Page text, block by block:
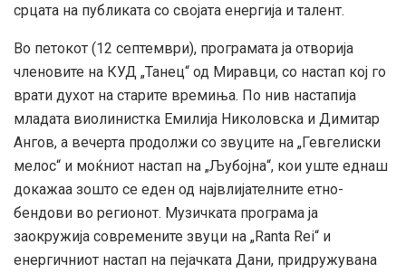
срцата на публиката со својата енергија и талент.
Во петокот (12 септември), програмата ја отворија
членовите на КУД „Танец“ од Миравци, со настап кој го
врати духот на старите времиња. По нив настапија
младата виолинистка Емилија Николовска и Димитар
Ангoв, а вечерта продолжи со звуците на „Гевгелиски
мелос“ и моќниот настап на „Љубојна“, кои уште еднаш
докажаа зошто се еден од највлијателните етно-
бендови во регионот. Музичката програма ја
заокружија современите звуци на „Ranta Rei“ и
енергичниот настап на пејачката Дани, придружувана